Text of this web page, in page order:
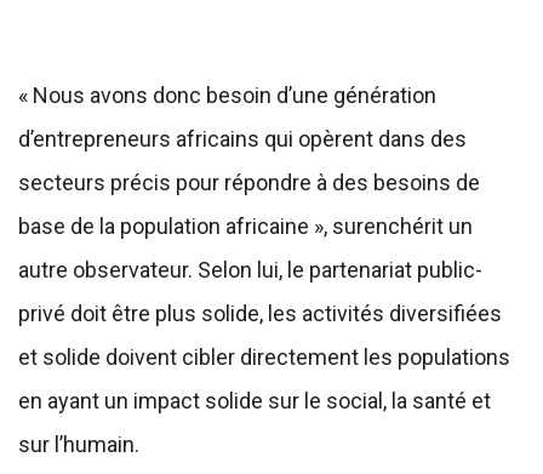
« Nous avons donc besoin d’une génération
d’entrepreneurs africains qui opèrent dans des
secteurs précis pour répondre à des besoins de
base de la population africaine », surenchérit un
autre observateur. Selon lui, le partenariat public-
privé doit être plus solide, les activités diversifiées
et solide doivent cibler directement les populations
en ayant un impact solide sur le social, la santé et
sur l’humain.